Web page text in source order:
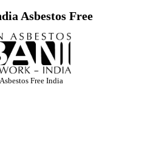
Asbestos Free
Free India